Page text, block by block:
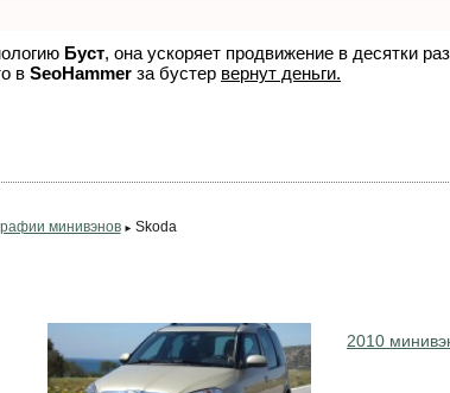
Буст, она ускоряет продвижение в десятки
в SeoHammer за бустер вернут деньги.
минивэнов► Skoda
2010